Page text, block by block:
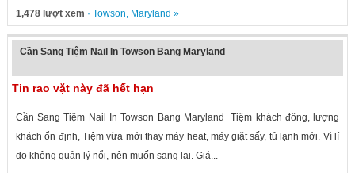
1,478 lượt xem · Towson, Maryland »
Cần Sang Tiệm Nail In Towson Bang Maryland
Tin rao vặt này đã hết hạn
Cần Sang Tiệm Nail In Towson Bang Maryland Tiệm khách đông, lượng
khách ổn định, Tiệm vừa mới thay máy heat, máy giặt sấy, tủ lạnh mới. Vì lí
do không quản lý nổi, nên muốn sang lại. Giá...